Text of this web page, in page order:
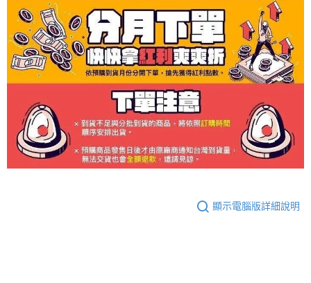
顯示電腦版詳細說明